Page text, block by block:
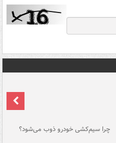
چرا سیم‌کشی خودرو ذوب می‌شود؟